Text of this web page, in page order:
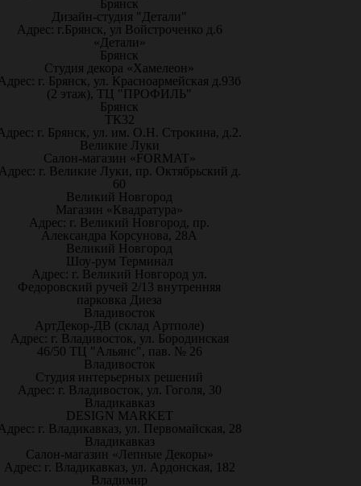
Брянск
Дизайн-студия "Детали"
Адрес: г.Брянск, ул Войстроченко д.6
«Детали»
Брянск
Студия декора «Хамелеон»
г. Брянск, ул. Красноармейская д.93б
(2 этаж), ТЦ "ПРОФИЛЬ"
Брянск
ТК32
г. Брянск, ул. им. О.Н. Строкина, д.2.
Великие Луки
Салон-магазин «FORMAT»
г. Великие Луки, пр. Октябрьский д.
60
Великий Новгород
Магазин «Квадратура»
Адрес: г. Великий Новгород, пр.
Александра Корсунова, 28А
Великий Новгород
Шоу-рум Терминал
Адрес: г. Великий Новгород ул.
Федоровский ручей 2/13 внутренняя
парковка Диеза
Владивосток
АртДекор-ДВ (склад Артполе)
Адрес: г. Владивосток, ул. Бородинская
46/50 ТЦ "Альянс", пав. № 26
Владивосток
Студия интерьерных решений
Адрес: г. Владивосток, ул. Гоголя, 30
Владикавказ
DESIGN MARKET
г. Владикавказ, ул. Первомайская, 28
Владикавказ
Салон-магазин «Лепные Декоры»
Адрес: г. Владикавказ, ул. Ардонская, 182
Владимир